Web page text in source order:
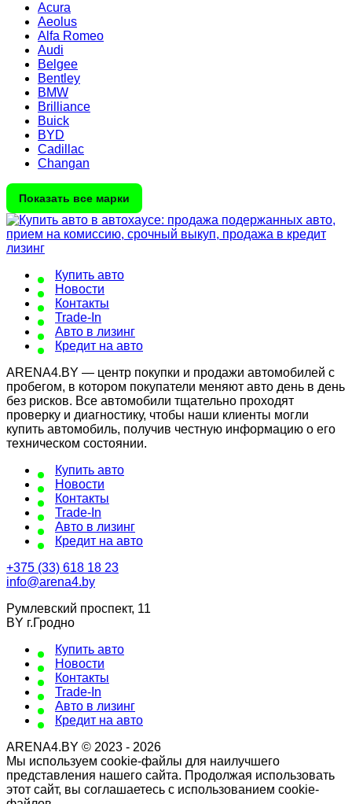
Acura
Aeolus
Alfa Romeo
Audi
Belgee
Bentley
BMW
Brilliance
Buick
BYD
Cadillac
Changan
Показать все марки
Купить авто
Новости
Контакты
Trade-In
Авто в лизинг
Кредит на авто
ARENA4.BY — центр покупки и продажи автомобилей с
пробегом, в котором покупатели меняют авто день в день
без рисков. Все автомобили тщательно проходят
проверку и диагностику, чтобы наши клиенты могли
купить автомобиль, получив честную информацию о его
техническом состоянии.
Купить авто
Новости
Контакты
Trade-In
Авто в лизинг
Кредит на авто
+375 (33) 618 18 23
info@arena4.by
Румлевский проспект, 11
BY г.Гродно
Купить авто
Новости
Контакты
Trade-In
Авто в лизинг
Кредит на авто
ARENA4.BY © 2023 - 2026
Мы используем cookie-файлы для наилучшего
представления нашего сайта. Продолжая использовать
этот сайт, вы соглашаетесь с использованием cookie-